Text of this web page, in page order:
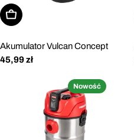
Dodaj do koszyka
Akumulator Vulcan Concept
Cena
45,99 zł
Nowość